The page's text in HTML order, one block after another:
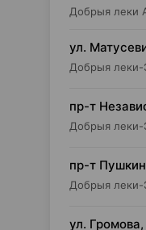
ул.
пр-т
пр-т
ул.